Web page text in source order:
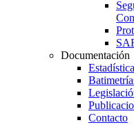
Documentación
Contacto